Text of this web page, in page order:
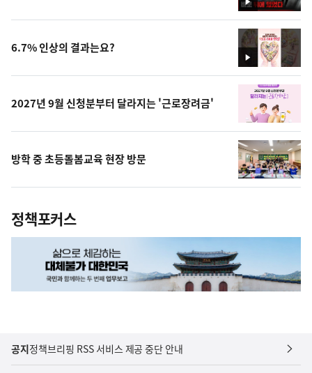
영
상
영
상
6.7% 인상의 결과는요?
2027년 9월 신청분부터 달라지는 '근로장려금'
방학 중 초등돌봄교육 현장 방문
정책포커스
공지정책브리핑 RSS 서비스 제공 중단 안내